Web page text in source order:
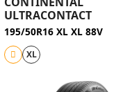
ULTRACONTACT
195/50R16 XL XL 88V
XL